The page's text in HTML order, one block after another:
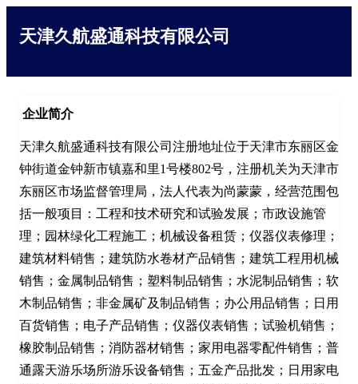
天津久航盛通科技有限公司
企业简介
天津久航盛通科技有限公司注册地址位于天津市东丽区金
钟街道金钟新市镇嘉和里1号楼802号，注册机关为天津市
东丽区市场监督管理局，法人代表为尚蒙蒙，经营范围包
括一般项目：工程和技术研究和试验发展；市政设施管
理；园林绿化工程施工；机械设备租赁；仪器仪表修理；
建筑材料销售；建筑防水卷材产品销售；建筑工程用机械
销售；金属制品销售；塑料制品销售；水泥制品销售；软
木制品销售；非金属矿及制品销售；办公用品销售；日用
百货销售；电子产品销售；仪器仪表销售；试验机销售；
橡胶制品销售；消防器材销售；家用电器零配件销售；普
通露天游乐场所游乐设备销售；五金产品批发；日用家电